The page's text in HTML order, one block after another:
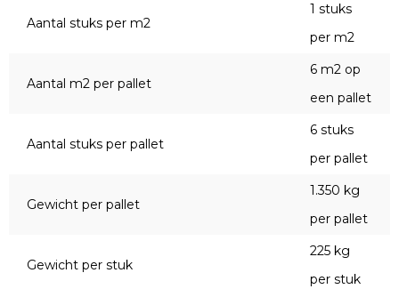
Aantal stuks per m2
1 stuks
per m2
Aantal m2 per pallet
6 m2 op
een pallet
Aantal stuks per pallet
6 stuks
per pallet
Gewicht per pallet
1.350 kg
per pallet
Gewicht per stuk
225 kg
per stuk